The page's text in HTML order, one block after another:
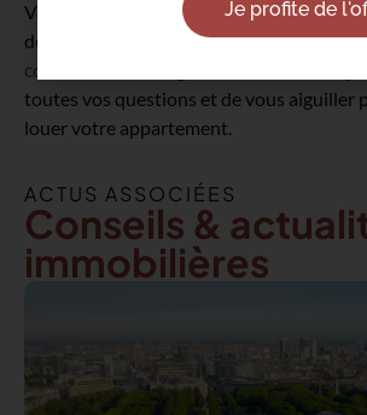
Vous avez des questions concernant la
de votre bien en cette période si spécifique
contacter nos délégués
toutes vos questions et de vous aiguiller
louer votre appartement.
ACTUS ASSOCIÉES
Conseils &
immobilières
Je profite de